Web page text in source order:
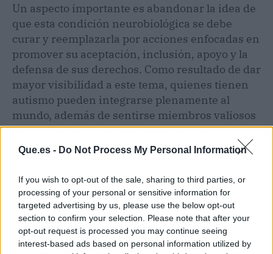
Que.es - Do Not Process My Personal Information
If you wish to opt-out of the sale, sharing to third parties, or
processing of your personal or sensitive information for
targeted advertising by us, please use the below opt-out
section to confirm your selection. Please note that after your
opt-out request is processed you may continue seeing
interest-based ads based on personal information utilized by
Un aspecto importante es abandonar la idea de
que esta condición neurobiológica se debe
curar y reemplazarla por acciones enfocadas en
promover su aceptación, inclusión, apoyo y la
defensa de sus derechos. Como resultado de dar
mayor visibilidad a este tema, quienes tienen
autismo pueden integrarse plenamente al
mundo, además de sentirse miembros valiosos
de sus familias y de la sociedad en general.
estereotipada acerca de las personas con
autismo, el proyecto radiofónico Autism Online
Radio trabaja para cambiar la narrativa que
persiste en la actualidad. Esto podría erradicar
la discriminación que se genera en distintos